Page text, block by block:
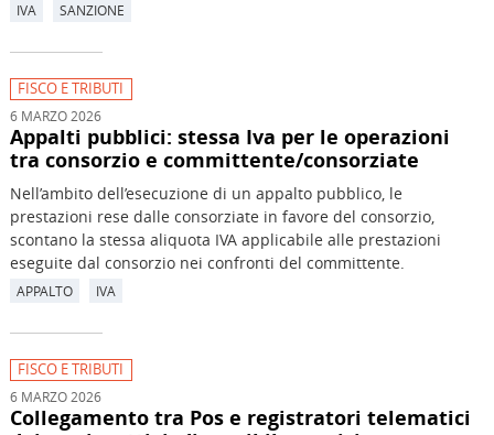
IVA SANZIONE
FISCO E TRIBUTI
6 MARZO 2026
Appalti pubblici: stessa Iva per le operazioni
tra consorzio e committente/consorziate
Nell’ambito dell’esecuzione di un appalto pubblico, le
prestazioni rese dalle consorziate in favore del consorzio,
scontano la stessa aliquota IVA applicabile alle prestazioni
eseguite dal consorzio nei confronti del committente.
APPALTO IVA
FISCO E TRIBUTI
6 MARZO 2026
Collegamento tra Pos e registratori telematici